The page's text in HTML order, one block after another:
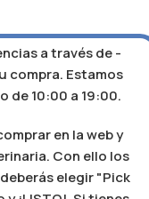
a través de -
compra. Estamos
de 10:00 a 19:00.
en la web y
Con ello los
elegir "Pick